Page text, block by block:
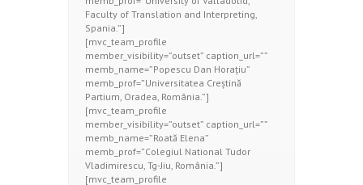
Faculty of Translation and Interpreting,
Spania.”]
[mvc_team_profile
member_visibility=”outset” caption_url=””
memb_name=”Popescu Dan Horațiu”
memb_prof=”Universitatea Creștină
Partium, Oradea, România.”]
[mvc_team_profile
member_visibility=”outset” caption_url=””
memb_name=”Roată Elena”
memb_prof=”Colegiul National Tudor
Vladimirescu, Tg-Jiu, România.”]
[mvc_team_profile